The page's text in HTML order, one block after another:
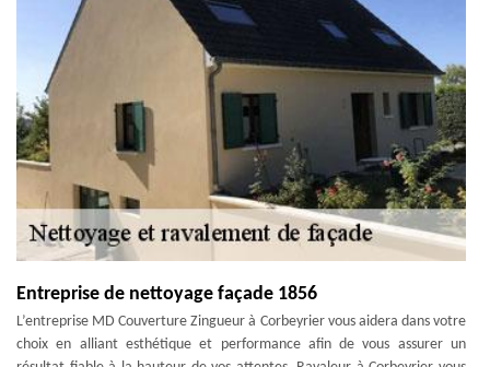
Entreprise de nettoyage façade 1856
L’entreprise MD Couverture Zingueur à Corbeyrier vous aidera dans votre
choix en alliant esthétique et performance afin de vous assurer un